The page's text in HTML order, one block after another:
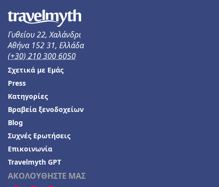
Ξενοδοχεία στο Ελατοχώρι
Ξενοδοχεία στη Ζανζιβάρη
Ξενοδοχεία στο Μπάνσκο
Ξενοδοχεία στην Κεραμωτή
Ξενοδοχεία στη Λάρνακα
Ξενοδοχεία σε Μαρώνεια
Γυθείου 22, Χαλάνδρι
Αθήνα 152 31, Ελλάδα
(+30) 210 300 6050
ΑΚΟΛΟΥΘΗΣΤΕ ΜΑΣ
Σχετικά με Εμάς
Press
Κατηγορίες
Βραβεία ξενοδοχείων
Blog
Συχνές Ερωτήσεις
Επικοινωνία
Travelmyth GPT